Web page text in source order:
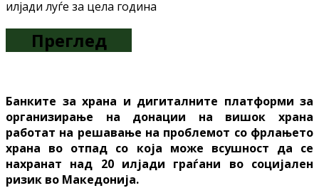
Преглед
Банките за храна и дигиталните платформи за
организирање на донации на вишок храна
работат на решавање на проблемот со фрлањето
храна во отпад со која може всушност да се
нахранат над 20 илјади граѓани во социјален
ризик во Македонија.